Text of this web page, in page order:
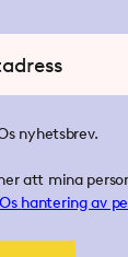
nyhetsbrev.
att mina
hantering av